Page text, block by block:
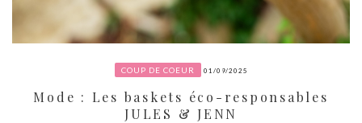
COUP DE COEUR 01/09/2025
Mode : Les baskets éco-responsables
JULES & JENN